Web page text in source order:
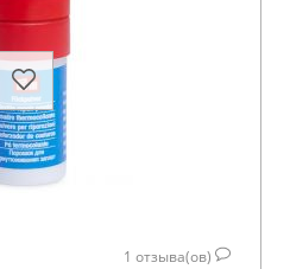
1 отзыва(ов)